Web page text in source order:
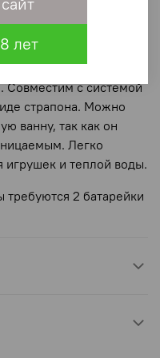
повернуть
присоска в
почти на любой
Совместим с системой
страпона. Можно
ванну, так как он
Легко
игрушек и теплой воды.
требуются 2 батарейки
лет